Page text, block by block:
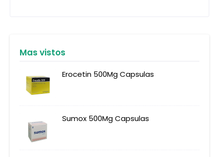
Mas vistos
Erocetin 500Mg Capsulas
Sumox 500Mg Capsulas